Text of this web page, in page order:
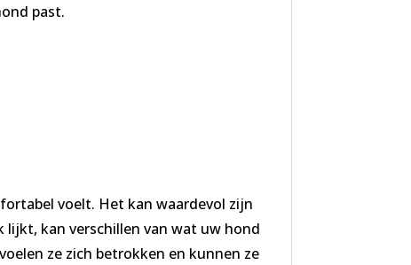
past.
voelt. Het kan waardevol zijn
lijkt, kan verschillen van wat uw hond
ze zich betrokken en kunnen ze